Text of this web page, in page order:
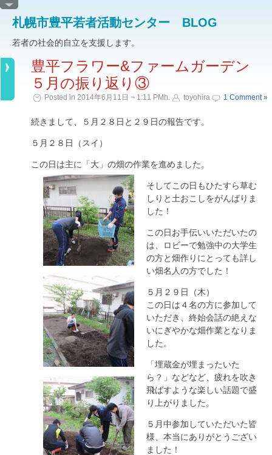
札幌市豊平若者活動センター BLOG
若者の社会的自立を支援します。
豊平フラワー&ファームガーデン
５月の振り返り③
Posted in 2014年6月11日 ¬ 1:11 PMh. toyohira 1 Comment »
続きまして、５月２８日と２９日の報告です。
５月２８日（スイ）
この日は主に「大」の畑の作業を進めました。
そしてこの日もひたすら草む
しりと土おこしをがんばりま
した！
この日お手伝いいただいたの
は、ロビーで勉強中の大学生
の方と畑作りにとっても詳し
い畑名人の方でした！
５月２９日（木）
この日は４名の方に参加して
いただき、終始会話の絶えな
いにぎやかな畑作業となりま
した。
「埋蔵金が埋まったいた
ら？」などなど、疲れを吹き
飛ばすような楽しい話題で盛
り上がりました。
５月中参加していただいた皆
様、本当にありがとうござい
ました！